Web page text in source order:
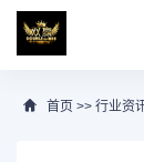
首页 >> 行业资